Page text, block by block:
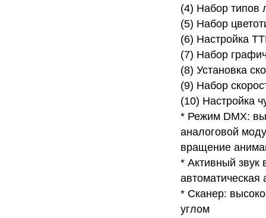
(4) Набор типов
(5) Набор
(6) Настройка
(7) Набор
(8) Установка
(9) Набор
(10) Настройка
* Режим DMX:
аналоговой
вращение
* Активный звук
* Сканер:
углом